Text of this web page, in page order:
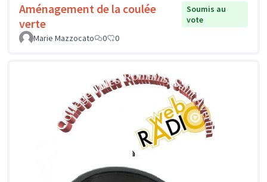
Aménagement de la coulée
verte
Soumis au
vote
Marie Mazzocato
0 0